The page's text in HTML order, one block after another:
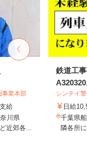
業本部
給
川県
近郊各...
鉄道工
シンテイ
日給
千葉県
隣各所